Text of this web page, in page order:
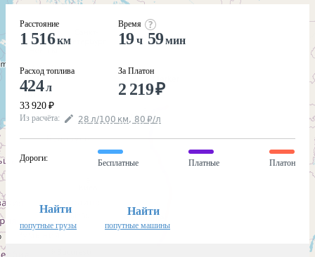
Расстояние
1 516км
Расход топлива
424л
33 920 ₽
Время
19ч 59мин
За Платон
2 219₽
Из расчёта: 28 л/100 км, 80 ₽/л
Дороги:
Бесплатные Платные Платон
Найти
попутные грузы
Найти
попутные машины